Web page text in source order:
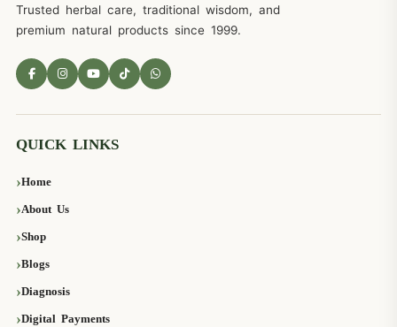
Trusted herbal care, traditional wisdom, and
premium natural products since 1999.
QUICK LINKS
Home
About Us
Shop
Blogs
Diagnosis
Digital Payments